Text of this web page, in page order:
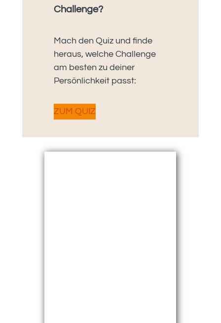
Challenge?
Mach den Quiz und finde
heraus, welche Challenge
am besten zu deiner
Persönlichkeit passt:
ZUM QUIZ